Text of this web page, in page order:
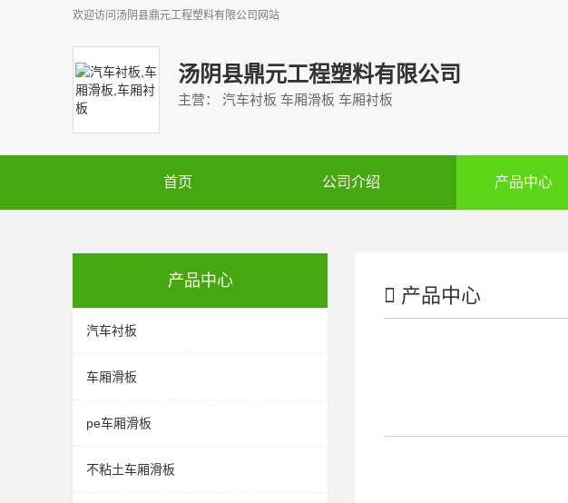
欢迎访问 汤阴县鼎元工程塑料有限公司 网站
汤阴县鼎元工程塑料有限公司
主营： 汽车衬板 车厢滑板 车厢衬板
首页 公司介绍 产品中心
产品中心
汽车衬板
车厢滑板
pe车厢滑板
不粘土车厢滑板
产品中心